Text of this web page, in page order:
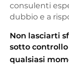
consulenti
dubbio e a
Non lasciarti
sotto
qualsiasi